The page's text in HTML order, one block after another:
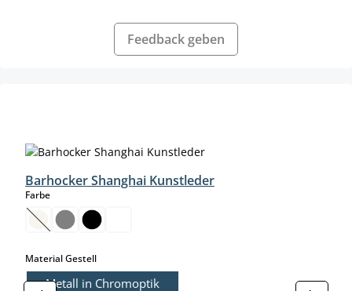
Feedback geben
Barhocker Shanghai Kunstleder
Farbeauswählen
(Diese Option ist zurzeit nicht verfügbar.)
Material Gestellauswählen
Metall in Chromoptik